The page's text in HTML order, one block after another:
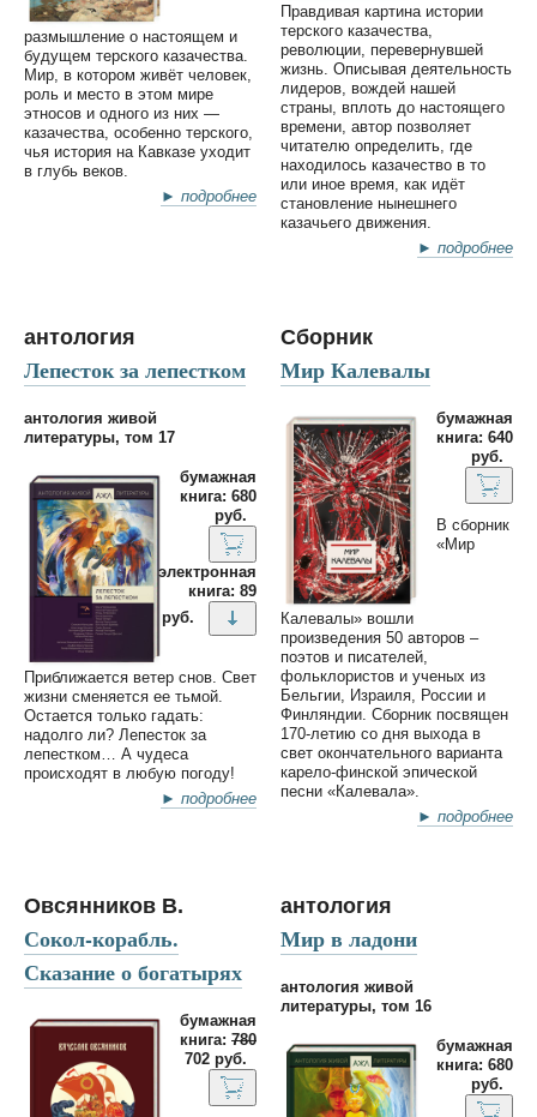
размышление о настоящем и
будущем терского казачества.
Мир, в котором живёт человек,
роль и место в этом мире
этносов и одного из них —
казачества, особенно терского,
чья история на Кавказе уходит
в глубь веков.
► подробнее
Правдивая картина истории
терского казачества,
революции, перевернувшей
жизнь. Описывая деятельность
лидеров, вождей нашей
страны, вплоть до настоящего
времени, автор позволяет
читателю определить, где
находилось казачество в то
или иное время, как идёт
становление нынешнего
казачьего движения.
► подробнее
антология
Лепесток за лепестком
антология живой
литературы, том 17
бумажная
книга: 680
руб.
электронная
книга: 89
руб.
Приближается ветер снов. Свет
жизни сменяется ее тьмой.
Остается только гадать:
надолго ли? Лепесток за
лепестком… А чудеса
происходят в любую погоду!
► подробнее
Сборник
Мир Калевалы
бумажная
книга: 640
руб.
В сборник
«Мир
Калевалы» вошли
произведения 50 авторов –
поэтов и писателей,
фольклористов и ученых из
Бельгии, Израиля, России и
Финляндии. Сборник посвящен
170-летию со дня выхода в
свет окончательного варианта
карело-финской эпической
песни «Калевала».
► подробнее
Овсянников В.
Сокол-корабль.
Сказание о богатырях
бумажная
книга: 780
702 руб.
антология
Мир в ладони
антология живой
литературы, том 16
бумажная
книга: 680
руб.